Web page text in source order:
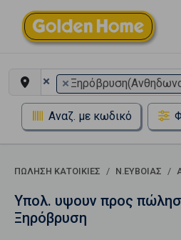
× ×
Αναζ. με κωδικό
ΠΏΛΗΣΗ ΚΑΤΟΙΚΊΕΣ Ν.ΕΥΒΟΙΑΣ
Υπολ. υψουν προς
Ξηρόβρυση